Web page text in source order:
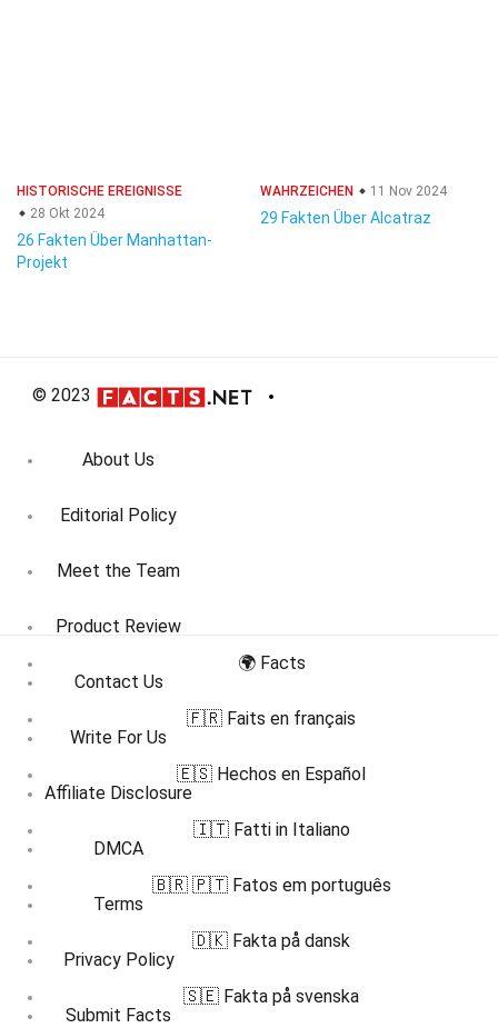
HISTORISCHE EREIGNISSE
28 Okt 2024
26 Fakten Über Manhattan-
Projekt
WAHRZEICHEN 11 Nov 2024
29 Fakten Über Alcatraz
© 2023
About Us
Editorial Policy
Meet the Team
Product Review
Contact Us
Write For Us
Affiliate Disclosure
DMCA
Terms
Privacy Policy
Submit Facts
🌍 Facts
🇫🇷 Faits en français
🇪🇸 Hechos en Español
🇮🇹 Fatti in Italiano
🇧🇷 🇵🇹 Fatos em português
🇩🇰 Fakta på dansk
🇸🇪 Fakta på svenska